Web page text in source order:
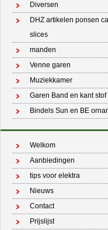
Diversen
DHZ artikelen ponsen
slices
manden
Venne garen
Muziekkamer
Garen Band en kant stof
Bindels Sun en BE
Welkom
Aanbiedingen
tips voor elektra
Nieuws
Contact
Prijslijst